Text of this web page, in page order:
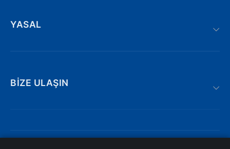
YASAL
BIZE ULAŞIN